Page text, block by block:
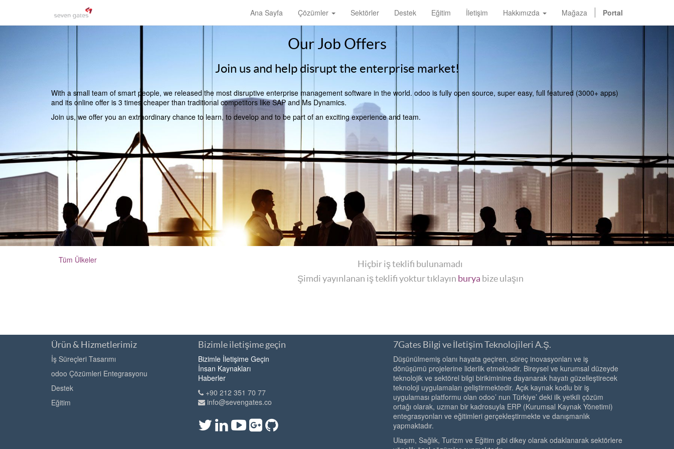
Ana Sayfa Çözümler Sektörler Destek Eğitim İletişim Hakkımızda Mağaza Portal
Our Job Offers
Join us and help disrupt the enterprise market!
With a small team of smart people, we released the most disruptive enterprise management software in the world. odoo is fully open source, super easy, full featured (3000+ apps)
and its online offer is 3 times cheaper than traditional competitors like SAP and Ms Dynamics.
Join us, we offer you an extraordinary chance to learn, to develop and to be part of an exciting experience and team.
Tüm Ülkeler
Hiçbir iş teklifi bulunamadı
Şimdi yayınlanan iş teklifi yoktur tıklayın burya bize ulaşın
Ürün & Hizmetlerimiz
İş Süreçleri Tasarımı
odoo Çözümleri Entegrasyonu
Destek
Eğitim
Bizimle iletişime geçin
Bizimle İletişime Geçin
İnsan Kaynakları
Haberler
+90 212 351 70 77
info@sevengates.co
7Gates Bilgi ve İletişim Teknolojileri A.Ş.
Düşünülmemiş olanı hayata geçiren, süreç inovasyonları ve iş
dönüşümü projelerine liderlik etmektedir. Bireysel ve kurumsal düzeyde
teknolojik ve sektörel bilgi birikiminine dayanarak hayatı güzelleştirecek
teknoloji uygulamaları geliştirmektedir. Açık kaynak kodlu bir iş
uygulaması platformu olan odoo’ nun Türkiye’ deki ilk yetkili çözüm
ortağı olarak, uzman bir kadrosuyla ERP (Kurumsal Kaynak Yönetimi)
entegrasyonları ve eğitimleri gerçekleştirmekte ve danışmanlık
yapmaktadır.
Ulaşım, Sağlık, Turizm ve Eğitim gibi dikey olarak odaklanarak sektörlere